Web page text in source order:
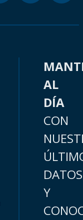
AL
DÍA
CON
DATOS
Y